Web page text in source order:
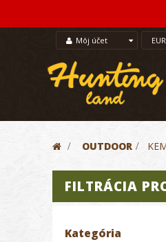
Môj účet
> OUTDOOR >
FILTRÁCIA
Kategória